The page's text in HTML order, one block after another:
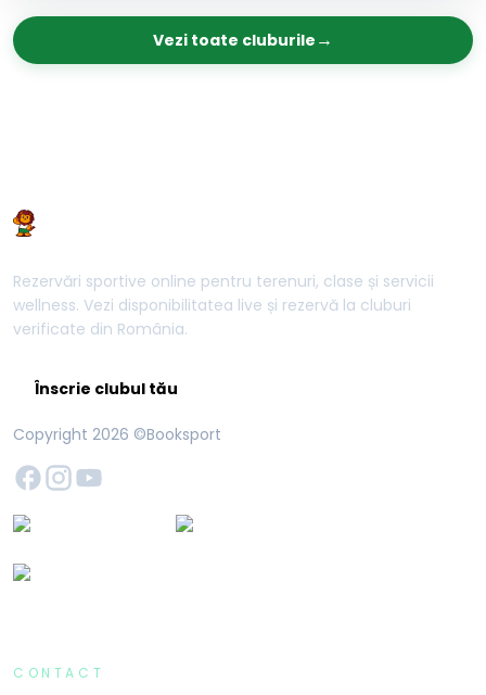
Vezi toate cluburile →
Rezervări sportive online pentru terenuri, clase și servicii
wellness. Vezi disponibilitatea live și rezervă la cluburi
verificate din România.
Înscrie clubul tău
Copyright 2026 ©Booksport
CONTACT